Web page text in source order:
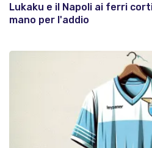
Lukaku e il Napoli ai ferri
mano per l'addio